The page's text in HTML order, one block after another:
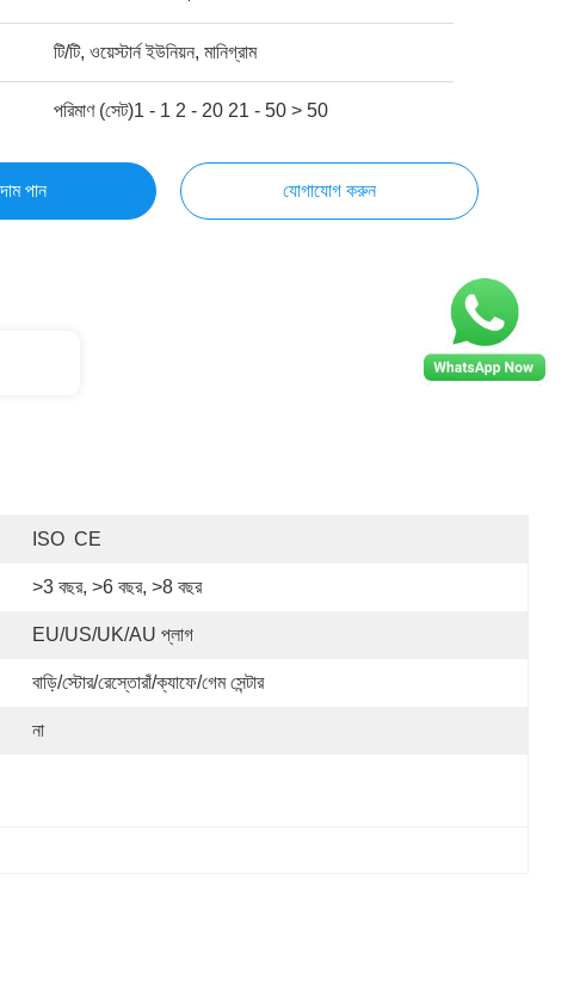
টি/টি, ওয়েস্টার্ন ইউনিয়ন, মানিগ্রাম
পরিমাণ (সেট)1 - 1 2 - 20 21 - 50 > 50
পান যোগাযোগ করুন
ISO  CE
>3 বছর, >6 বছর, >8 বছর
EU/US/UK/AU প্লাগ
বাড়ি/স্টোর/রেস্তোরাঁ/ক্যাফে/গেম সেন্টার
না